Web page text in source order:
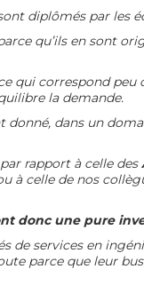
diplômés par les
qu’ils en sont
qui correspond peu
la demande.
donné, dans un
rapport à celle des
à celle de nos
donc une pure
de services en
parce que leur